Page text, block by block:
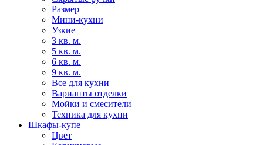
Размер
Мини-кухни
Узкие
3 кв. м.
5 кв. м.
6 кв. м.
9 кв. м.
Все для кухни
Варианты отделки
Мойки и смесители
Техника для кухни
Шкафы-купе
Цвет